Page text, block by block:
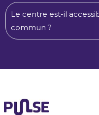
Le centre est-il
commun ?